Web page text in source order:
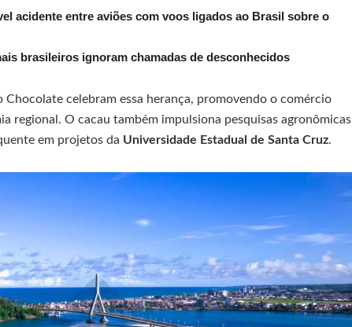
acidente entre aviões com voos ligados ao Brasil sobre o
brasileiros ignoram chamadas de desconhecidos
Chocolate celebram essa herança, promovendo o comércio
regional. O cacau também impulsiona pesquisas agronômicas
em projetos da Universidade Estadual de Santa Cruz.